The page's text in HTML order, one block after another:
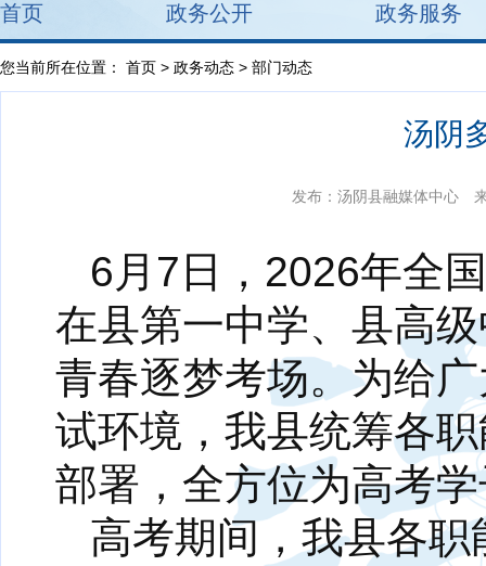
首页 政务公开 政务服务
您当前所在位置： 首页 > 政务动态 > 部门动态
汤阴
发布：汤阴县融媒体中心
6月7日，2026年全
在县第一中学、县高
青春逐梦考场。为给
试环境，我县统筹各
部署，全方位为高考
高考期间，我县各